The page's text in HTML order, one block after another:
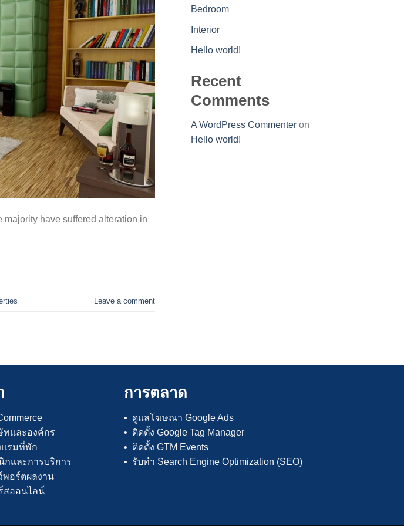
have suffered alteration in
Leave a comment
Bedroom
Interior
Hello world!
Recent
Comments
A WordPress Commenteron
Hello world!
ทและองค์กร
แรมที่พัก
กและการบริการ
พอร์ตผลงาน
สออนไลน์
การตลาด
• ดูแลโฆษณา Google Ads
• ติดตั้ง Google Tag Manager
• ติดตั้ง GTM Events
• รับทำ Search Engine Optimization (SEO)